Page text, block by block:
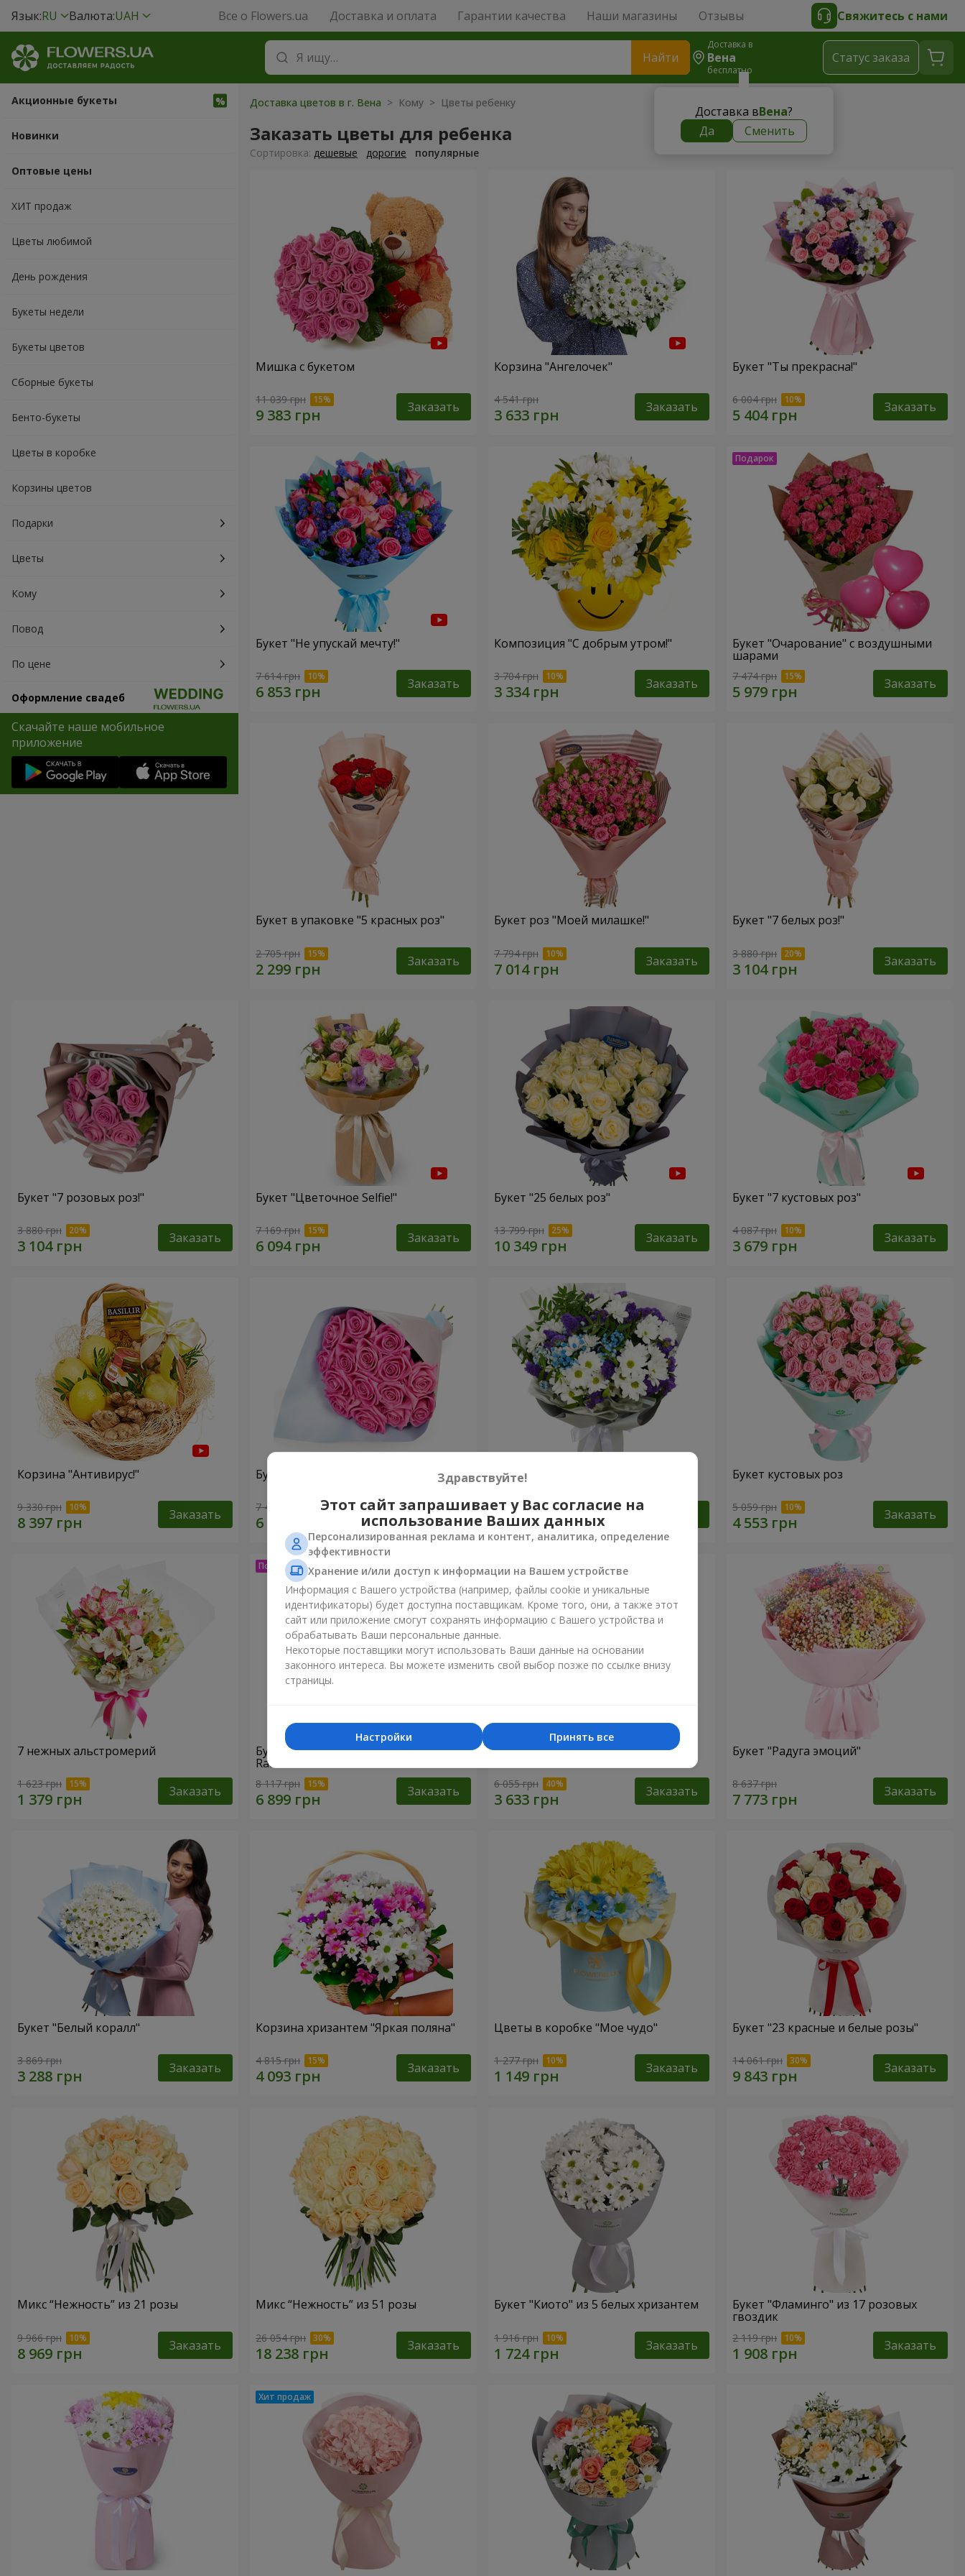
Язык:RU Валюта:UAH Все о Flowers.ua Доставка и оплата Гарантии качества Наши магазины Отзывы Свяжитесь с нами
Найти
Доставка в
Вена
бесплатно
Доставка вВена?
Да
Сменить
Cтатус заказа
Акционные букеты
Новинки
Оптовые цены
ХИТ продаж
Цветы любимой
День рождения
Букеты недели
Букеты цветов
Сборные букеты
Бенто-букеты
Цветы в коробке
Корзины цветов
Подарки
Цветы
Кому
Повод
По цене
Оформление свадеб
Скачайте наше мобильное
приложение
Доставка цветов в г. Вена > Кому > Цветы ребенку
Заказать цветы для ребенка
Cортировка: дешевые дорогие популярные
Мишка с букетом
11 039 грн Заказать
Корзина "Ангелочек"
4 541 грн Заказать
Букет "Ты прекрасна!"
6 004 грн Заказать
Букет "Не упускай мечту!"
7 614 грн Заказать
Композиция "С добрым утром!"
3 704 грн Заказать
Букет "Очарование" с воздушными
шарами
7 474 грн Заказать
Букет в упаковке "5 красных роз"
2 705 грн Заказать
Букет роз "Моей милашке!"
7 794 грн Заказать
Букет "7 белых роз!"
3 880 грн Заказать
Букет "7 розовых роз!"
3 880 грн Заказать
Букет "Цветочное Selfie!"
7 169 грн Заказать
Букет "25 белых роз"
13 799 грн Заказать
Букет "7 кустовых роз"
4 087 грн Заказать
Корзина "Антивирус!"
9 330 грн Заказать
Букет "15 розовых роз"
7 439 грн Заказать
Яркий букет на День рождения
3 066 грн
Букет кустовых роз
5 059 грн Заказать
7 нежных альстромерий
1 623 грн Заказать
Букет "Прикосновение любви" +
Raffaello
8 117 грн Заказать
9 веток фиолетовой эустомы
6 055 грн Заказать
Букет "Радуга эмоций"
8 637 грн Заказать
Букет "Белый коралл"
3 869 грн Заказать
Корзина хризантем "Яркая поляна"
4 815 грн Заказать
Цветы в коробке "Мое чудо"
1 277 грн Заказать
Букет "23 красные и белые розы"
14 061 грн Заказать
Микс “Нежность” из 21 розы
9 966 грн Заказать
Микс “Нежность” из 51 розы
26 054 грн Заказать
Букет "Киото" из 5 белых хризантем
1 916 грн Заказать
Букет "Фламинго" из 17 розовых
гвоздик
2 119 грн Заказать
Здравствуйте!
Этот сайт запрашивает у Вас согласие на
использование Ваших данных
Персонализированная реклама и контент, аналитика, определение
эффективности
Хранение и/или доступ к информации на Вашем устройстве
Информация с Вашего устройства (например, файлы cookie и уникальные
идентификаторы) будет доступна поставщикам. Кроме того, они, а также этот
сайт или приложение смогут сохранять информацию с Вашего устройства и
обрабатывать Ваши персональные данные.
Некоторые поставщики могут использовать Ваши данные на основании
законного интереса. Вы можете изменить свой выбор позже по ссылке внизу
страницы.
Принять все
Настройки